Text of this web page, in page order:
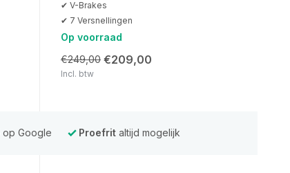
✔ V-Brakes
✔ 7 Versnellingen
Op voorraad
€249,00 €209,00
Incl. btw
op Google Proefrit altijd mogelijk